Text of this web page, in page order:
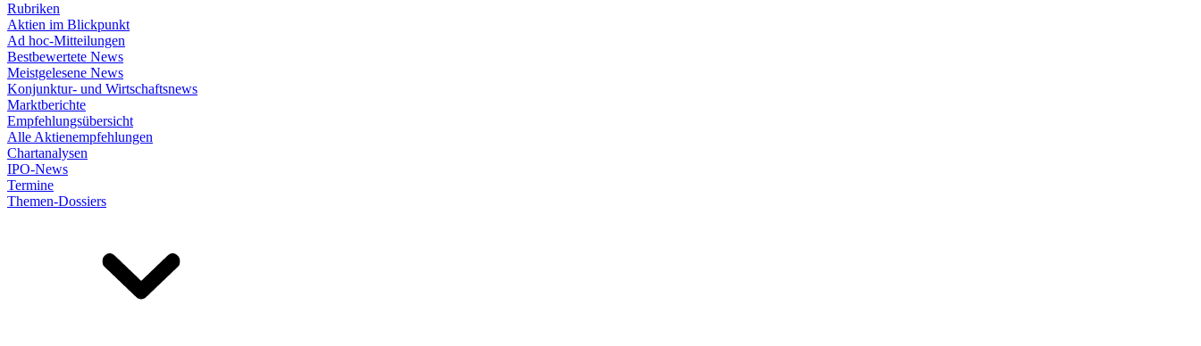
Rubriken
Aktien im Blickpunkt
Ad hoc-Mitteilungen
Bestbewertete News
Meistgelesene News
Konjunktur- und Wirtschaftsnews
Marktberichte
Empfehlungsübersicht
Alle Aktienempfehlungen
Chartanalysen
IPO-News
Termine
Themen-Dossiers